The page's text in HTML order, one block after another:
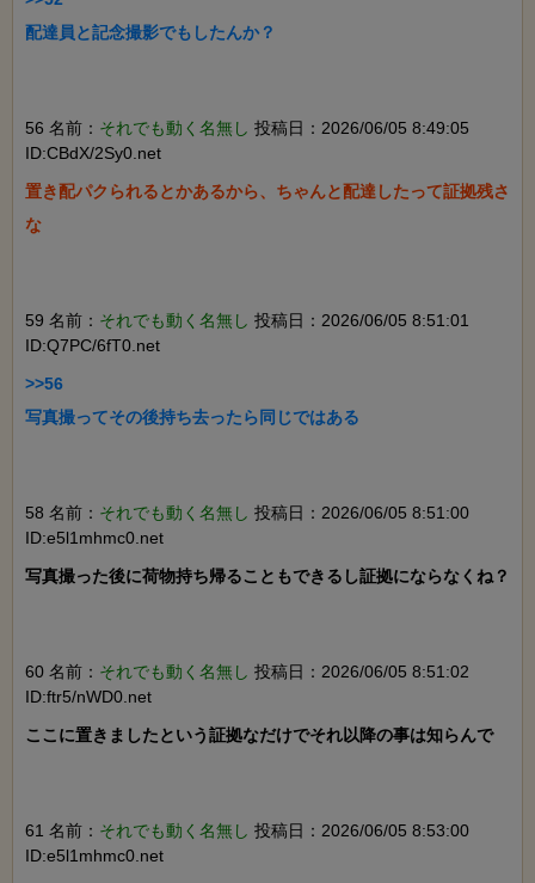
配達員と記念撮影でもしたんか？
56 名前： それでも動く名無し 投稿日：2026/06/05 8:49:05
ID:CBdX/2Sy0.net
置き配パクられるとかあるから、ちゃんと配達したって証拠残さ
な
59 名前： それでも動く名無し 投稿日：2026/06/05 8:51:01
ID:Q7PC/6fT0.net
>>56
写真撮ってその後持ち去ったら同じではある
58 名前： それでも動く名無し 投稿日：2026/06/05 8:51:00
ID:e5l1mhmc0.net
写真撮った後に荷物持ち帰ることもできるし証拠にならなくね？
60 名前： それでも動く名無し 投稿日：2026/06/05 8:51:02
ID:ftr5/nWD0.net
ここに置きましたという証拠なだけでそれ以降の事は知らんで
61 名前： それでも動く名無し 投稿日：2026/06/05 8:53:00
ID:e5l1mhmc0.net